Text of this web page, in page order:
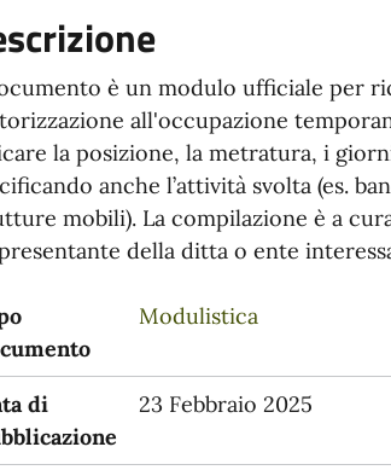
è un modulo ufficiale per
all'occupazione
la posizione, la metratura, i
anche l’attività svolta (es.
mobili). La compilazione è a
della ditta o ente
Modulistica
di
23 Febbraio 2025